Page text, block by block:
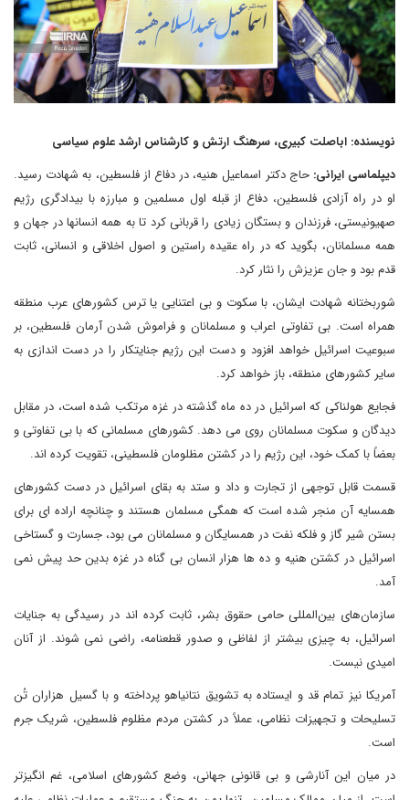
نویسنده: اباصلت کبیری، سرهنگ ارتش و کارشناس ارشد علوم سیاسی
دیپلماسی ایرانی:حاج دکتر اسماعیل هنیه، در دفاع از فلسطین، به شهادت رسید.
او در راه آزادی فلسطین، دفاع از قبله اول مسلمین و مبارزه با بیدادگری رژیم
صهیونیستی، فرزندان و بستگان زیادی را قربانی کرد تا به همه انسانها در جهان و
همه مسلمانان، بگوید که در راه عقیده راستین و اصول اخلاقی و انسانی، ثابت
قدم بود و جان عزیزش را نثار کرد.
شوربختانه شهادت ایشان، با سکوت و بی اعتنایی یا ترس کشورهای عرب منطقه
همراه است. بی تفاوتی اعراب و مسلمانان و فراموش شدن آرمان فلسطین، بر
سبوعیت اسرائیل خواهد افزود و دست این رژیم جنایتکار را در دست اندازی به
سایر کشورهای منطقه، باز خواهد کرد.
فجایع هولناکی که اسرائیل در ده ماه گذشته در غزه مرتکب شده است، در مقابل
دیدگان و سکوت مسلمانان روی می دهد. کشورهای مسلمانی که با بی تفاوتی و
بعضاً با کمک خود، این رژیم را در کشتن مظلومان فلسطینی، تقویت کرده اند.
قسمت قابل توجهی از تجارت و داد و ستد به بقای اسرائیل در دست کشورهای
همسایه آن منجر شده است که همگی مسلمان هستند و چنانچه اراده ای برای
بستن شیر گاز و فلکه نفت در همسایگان و مسلمانان می بود، جسارت و گستاخی
اسرائیل در کشتن هنیه و ده ها هزار انسان بی گناه در غزه بدین حد پیش نمی
آمد.
سازمان‌های بین‌المللی حامی حقوق بشر، ثابت کرده اند در رسیدگی به جنایات
اسرائیل، به چیزی بیشتر از لفاظی و صدور قطعنامه، راضی نمی شوند. از آنان
امیدی نیست.
آمریکا نیز تمام قد و ایستاده به تشویق نتانیاهو پرداخته و با گسیل هزاران تُن
تسلیحات و تجهیزات نظامی، عملاً در کشتن مردم مظلوم فلسطین، شریک جرم
است.
در میان این آنارشی و بی قانونی جهانی، وضع کشورهای اسلامی، غم انگیزتر